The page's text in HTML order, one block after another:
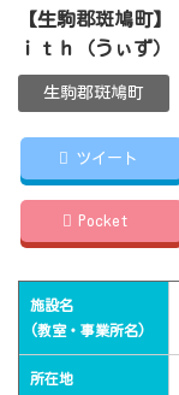
【生駒郡斑鳩町
ｉｔｈ（うぃず）
生駒郡斑鳩町
ツイート
Pocket
施設名
(教室・事業所名)
所在地